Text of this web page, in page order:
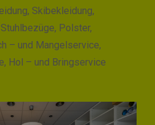
Skibekleidung,
Polster,
– und Mangelservice,
Hol – und Bringservice